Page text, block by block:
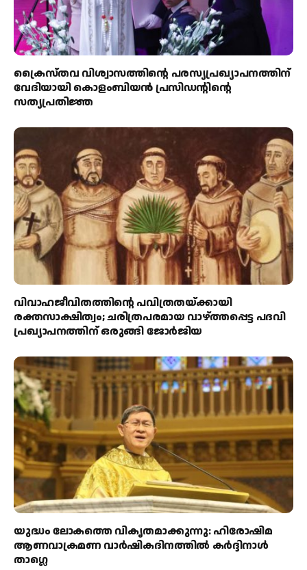
ക്രൈസ്തവ വിശ്വാസത്തിന്റെ പരസ്യപ്രഖ്യാപനത്തിന്
വേദിയായി കൊളംബിയൻ പ്രസിഡന്റിന്റെ
സത്യപ്രതിജ്ഞ
വിവാഹജീവിതത്തിന്റെ പവിത്രതയ്ക്കായി
രക്തസാക്ഷിത്വം; ചരിത്രപരമായ വാഴ്ത്തപ്പെട്ട പദവി
പ്രഖ്യാപനത്തിന് ഒരുങ്ങി ജോര്‍ജിയ
യുദ്ധം ലോകത്തെ വികൃതമാക്കുന്നു: ഹിരോഷിമ
ആണവാക്രമണ വാർഷികദിനത്തിൽ കർദ്ദിനാൾ
താഗ്ലെ